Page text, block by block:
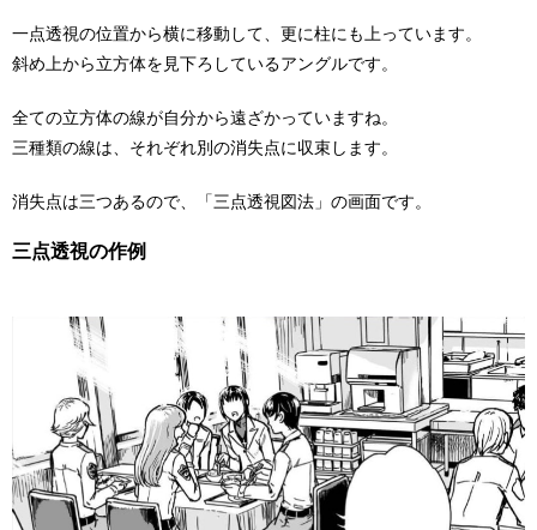
一点透視の位置から横に移動して、更に柱にも上っています。
斜め上から立方体を見下ろしているアングルです。
全ての立方体の線が自分から遠ざかっていますね。
三種類の線は、それぞれ別の消失点に収束します。
消失点は三つあるので、「三点透視図法」の画面です。
三点透視の作例